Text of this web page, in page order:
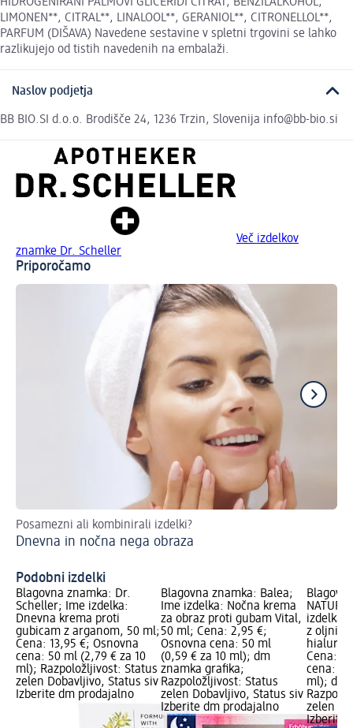
HIDROGENIRANI PALMOVI GLICERIDI CITRAT, BENZILALKOHOL,
LIMONEN**, CITRAL**, LINALOOL**, GERANIOL**, CITRONELLOL**,
PARFUM (DIŠAVA) Navedene sestavine v spletni trgovini se lahko
razlikujejo od tistih navedenih na embalaži.
Naslov podjetja
BB BIO.SI d.o.o. Brodišče 24, 1236 Trzin, Slovenija info@bb-bio.si
Več izdelkov
znamke Dr. Scheller
Priporočamo
Posamezni ali kombinirali izdelki?
Dnevna in nočna nega obraza
Podobni izdelki
Blagovna znamka: Dr.
Scheller; Ime izdelka:
Dnevna krema proti
gubicam z arganom, 50 ml;
Cena: 13,95 €; Osnovna
cena: 50 ml (2,79 € za 10
ml); Razpoložljivost: Status
zelen Dobavljivo, Status siv
Izberite dm prodajalno
Blagovna znamka: Balea;
Ime izdelka: Nočna krema
za obraz proti gubam Vital,
50 ml; Cena: 2,95 €;
Osnovna cena: 50 ml
(0,59 € za 10 ml); dm
znamka grafika;
Razpoložljivost: Status
zelen Dobavljivo, Status siv
Izberite dm prodajalno
izdelka:
z oljnim
Cena:
cena: 50
ml); dm
zelen
Izberite